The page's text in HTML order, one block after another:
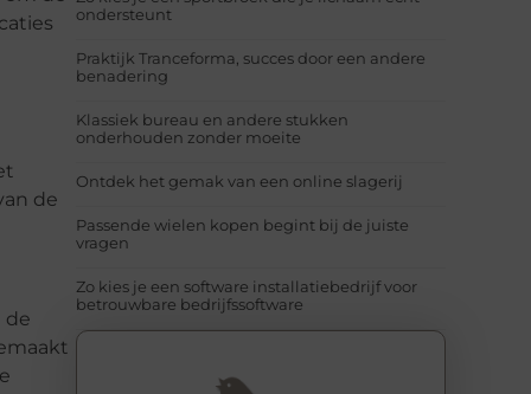
de
de
ondersteunt
Praktijk Tranceforma, succes door een andere
benadering
Klassiek bureau en andere stukken
onderhouden zonder moeite
Ontdek het gemak van een online slagerij
Passende wielen kopen begint bij de juiste
vragen
Zo kies je een software installatiebedrijf voor
betrouwbare bedrijfssoftware